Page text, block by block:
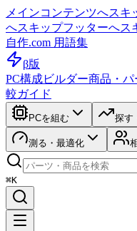
メインコンテンツへスキ
へスキップフッターへス
自作.com 用語集
β版
PC構成ビルダー商品・パ
較ガイド
PCを組む 探す
測る・最適化
⌘K